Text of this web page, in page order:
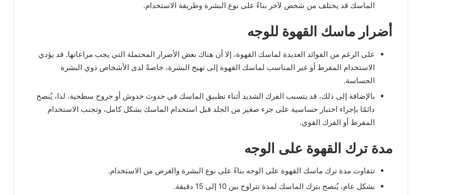
الماسك قد يختلف من شخص لآخر بناءً على نوع البشرة وطريقة الاستخدام.
أضرار ماسك القهوة للوجه
على الرغم من الفوائد العديدة لماسك القهوة، إلا أن هناك بعض الأضرار المحتملة التي يجب مراعاتها. قد يؤدي
الاستخدام المفرط أو غير المناسب لماسك القهوة إلى تهيج البشرة، خاصةً لدى الأشخاص ذوي البشرة
الحساسة.
بالإضافة إلى ذلك، قد يتسبب الفرك الشديد أثناء تطبيق الماسك في حدوث خدوش أو جروح سطحية. لذا، يُنصح
دائمًا بإجراء اختبار حساسية على جزء صغير من الجلد قبل استخدام الماسك بشكل كامل، وتجنب الاستخدام
المفرط أو الفرك القوي.
مدة ترك القهوة على الوجه
تتفاوت مدة ترك ماسك القهوة على الوجه بناءً على نوع البشرة والغرض من الاستخدام.
بشكل عام، يُنصح بترك الماسك لمدة تتراوح بين 10 إلى 15 دقيقة.